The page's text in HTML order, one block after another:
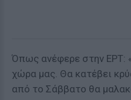
Όπως ανέφερε στην ΕΡΤ:
χώρα μας. Θα κατέβει
από το Σάββατο θα